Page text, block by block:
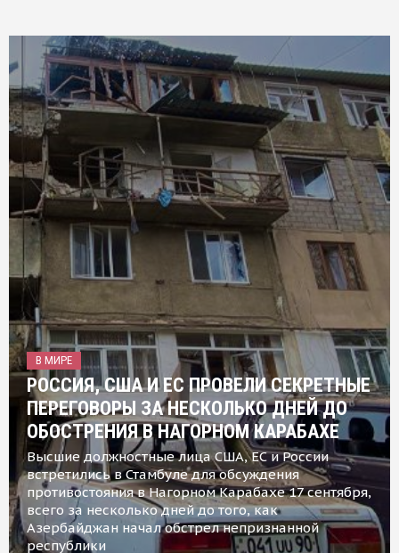
В МИРЕ
РОССИЯ, США И ЕС ПРОВЕЛИ СЕКРЕТНЫЕ
ПЕРЕГОВОРЫ ЗА НЕСКОЛЬКО ДНЕЙ ДО
ОБОСТРЕНИЯ В НАГОРНОМ КАРАБАХЕ
Высшие должностные лица США, ЕС и России
встретились в Стамбуле для обсуждения
противостояния в Нагорном Карабахе 17 сентября,
всего за несколько дней до того, как
Азербайджан начал обстрел непризнанной
республики